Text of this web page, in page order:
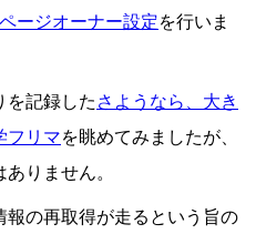
ージオーナー設定を行いま
を記録した さようなら、大き
フリマを眺めてみましたが、
りません。
報の再取得が走るという旨の